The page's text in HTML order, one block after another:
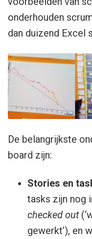
onderhouden
dan duizend Excel
De belangrijkste
board zijn:
Stories en
tasks zijn nog
checked out
gewerkt’), en